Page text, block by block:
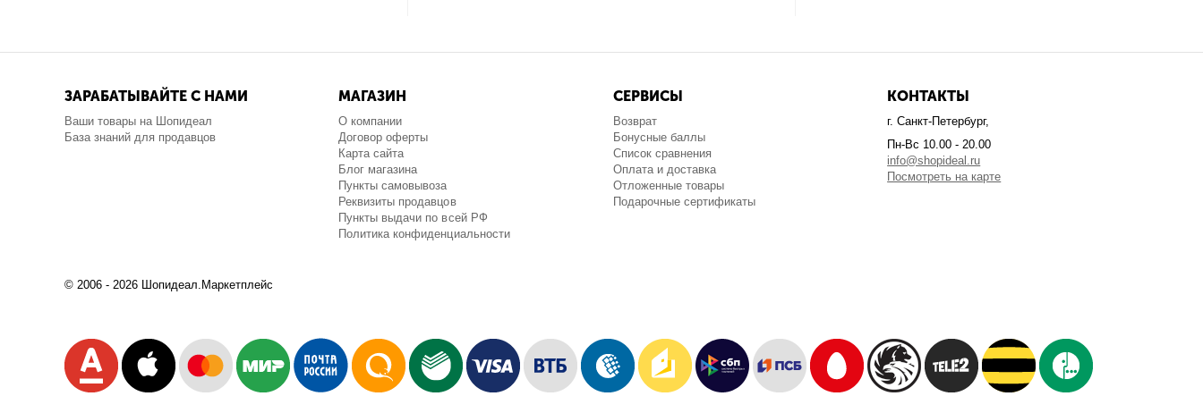
ЗАРАБАТЫВАЙТЕ С НАМИ
Ваши товары на Шопидеал
База знаний для продавцов
МАГАЗИН
О компании
Договор оферты
Карта сайта
Блог магазина
Пункты самовывоза
Реквизиты продавцов
Пункты выдачи по всей РФ
Политика конфиденциальности
СЕРВИСЫ
Возврат
Бонусные баллы
Список сравнения
Оплата и доставка
Отложенные товары
Подарочные сертификаты
КОНТАКТЫ
г. Санкт-Петербург,
Пн-Вс 10.00 - 20.00
info@shopideal.ru
Посмотреть на карте
© 2006 - 2026 Шопидеал.Маркетплейс